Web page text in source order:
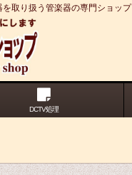
取り扱う管楽器の専門ショップ
DCTV処理